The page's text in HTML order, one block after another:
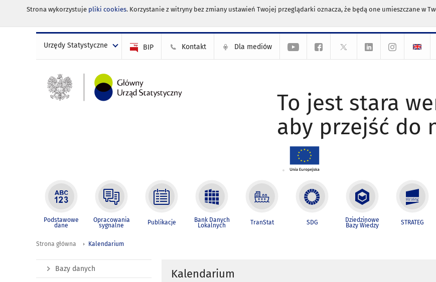
Strona wykorzystuje pliki cookies. Korzystanie z witryny bez zmiany ustawień Twojej przeglądarki oznacza, że będą one umieszczane w
Urzędy Statystyczne BIP Kontakt Dla mediów
To jest stara
aby przejść do
Podstawowe
dane
Opracowania
sygnalne Publikacje Bank Danych
Lokalnych TranStat SDG Dziedzinowe
Bazy Wiedzy STRATEG
Strona główna Kalendarium
Kalendarium
Bazy danych